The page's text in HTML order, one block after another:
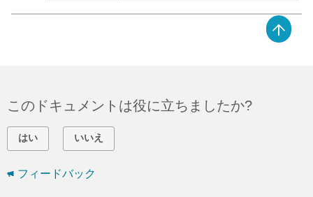
このドキュメントは役に立ちましたか?
はい いいえ
フィードバック